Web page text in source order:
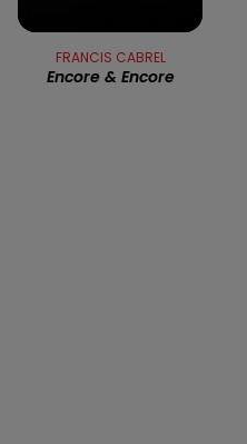
FRANCIS CABREL
Encore & Encore